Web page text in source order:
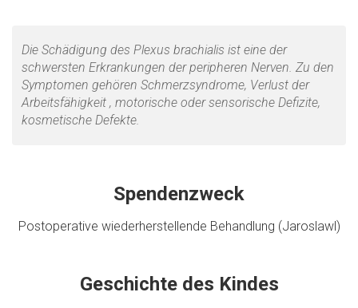
Die Schädigung des Plexus brachialis ist eine der
schwersten Erkrankungen der peripheren Nerven. Zu den
Symptomen gehören Schmerzsyndrome, Verlust der
Arbeitsfähigkeit , motorische oder sensorische Defizite,
kosmetische Defekte.
Spendenzweck
Postoperative wiederherstellende Behandlung (Jaroslawl)
Geschichte des Kindes